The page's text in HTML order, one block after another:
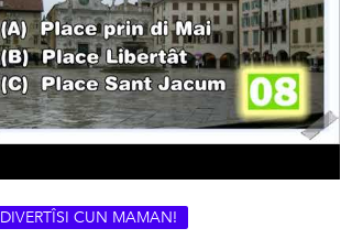
DIVERTÎSI CUN MAMAN!